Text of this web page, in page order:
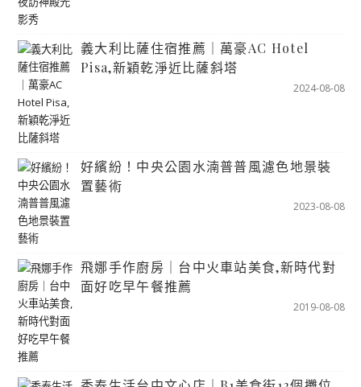
義大利比薩住宿推薦｜萬豪AC Hotel
Pisa,新穎乾淨近比薩斜塔
2024-08-08
好繽紛！中央公園水湳普普風濾色地景裝
置藝術
2023-08-08
飛娜手作廚房｜台中火車站美食,新時代對
面好吃早午餐推薦
2019-08-08